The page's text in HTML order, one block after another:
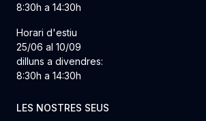
8:30h a 14:30h
Horari d'estiu
25/06 al 10/09
dilluns a divendres:
8:30h a 14:30h
LES NOSTRES SEUS